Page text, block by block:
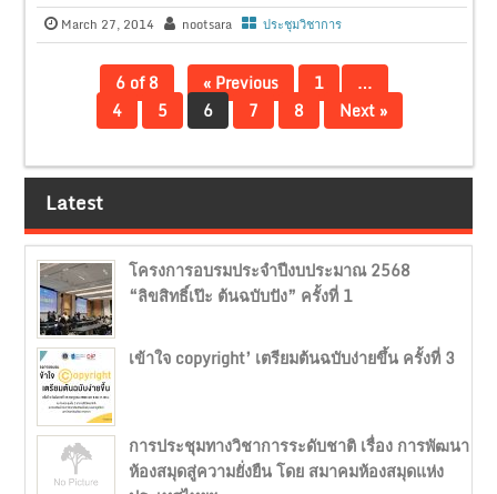
March 27, 2014 nootsara ประชุมวิชาการ
6 of 8 « Previous 1
…
4
5 6 7 8 Next »
Latest
โครงการอบรมประจำปีงบประมาณ 2568
“ลิขสิทธิ์เป๊ะ ต้นฉบับปัง” ครั้งที่ 1
เข้าใจ copyright’ เตรียมต้นฉบับง่ายขึ้น ครั้งที่ 3
การประชุมทางวิชาการระดับชาติ เรื่อง การพัฒนา
ห้องสมุดสู่ความยั่งยืน โดย สมาคมห้องสมุดแห่ง